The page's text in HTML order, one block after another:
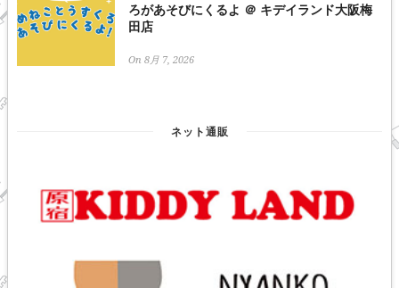
ろがあそびにくるよ ＠ キデイランド大阪梅
田店
On 8月 7, 2026
ネット通販